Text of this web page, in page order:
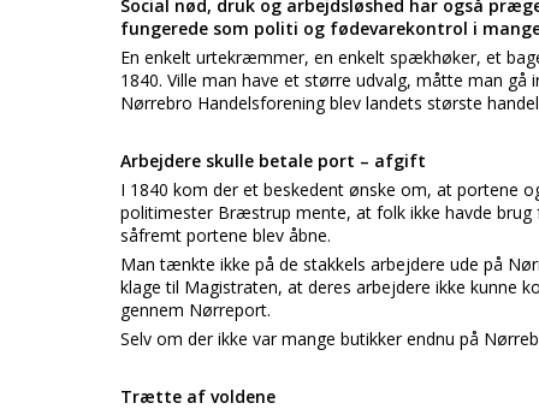
Social nød, druk og arbejdsløshed har også
fungerede som politi og fødevarekontrol i
En enkelt urtekræmmer, en enkelt spækhøker, et
1840. Ville man have et større udvalg, måtte man gå
Nørrebro Handelsforening blev landets største
Arbejdere skulle betale port – afgift
I 1840 kom der et beskedent ønske om, at portene
politimester Bræstrup mente, at folk ikke havde
såfremt portene blev åbne.
Man tænkte ikke på de stakkels arbejdere ude på
klage til Magistraten, at deres arbejdere ikke kunne
gennem Nørreport.
Selv om der ikke var mange butikker endnu på
Trætte af voldene